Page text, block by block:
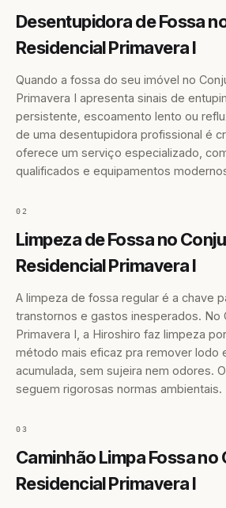
Desentupidora de Fossa
Residencial Primavera I
Quando a fossa do seu imóvel no
Primavera I apresenta sinais de
persistente, escoamento lento ou
de uma desentupidora profissional é
oferece um serviço especializado,
qualificados e equipamentos
02
Limpeza de Fossa no
Residencial Primavera I
A limpeza de fossa regular é a chave
transtornos e gastos inesperados. No
Primavera I, a Hiroshiro faz limpeza
método mais eficaz pra remover lodo
acumulada, sem sujeira nem odores.
seguem rigorosas normas ambientais.
03
Caminhão Limpa Fossa no
Residencial Primavera I